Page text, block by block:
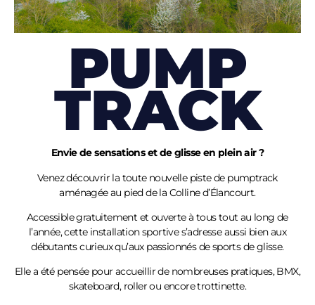
PUMP
TRACK
Envie de sensations et de glisse en plein air ?
Venez découvrir la toute nouvelle piste de pumptrack
aménagée au pied de la Collined’Élancourt.
Accessible gratuitement et ouverte à tous tout au long de
l’année, cette installation sportive s’adresse aussi bien aux
débutants curieux qu’aux passionnés de sports de glisse.
Elle a été pensée pour accueillir de nombreuses pratiques, BMX,
skateboard, roller ou encore trottinette.